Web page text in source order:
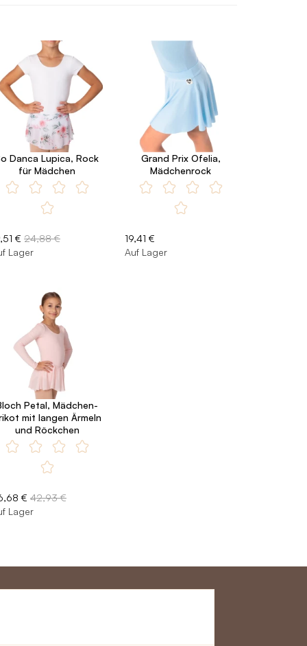
Danca Lupica, Rock
für Mädchen
€ 24,88 €
Lager
Grand Prix Ofelia,
Mädchenrock
19,41 €
Auf Lager
Petal, Mädchen-
mit langen Ärmeln
und Röckchen
€ 42,93 €
Lager